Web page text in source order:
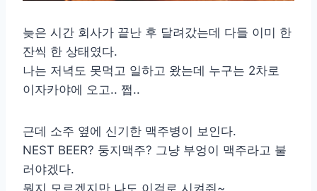
늦은 시간 회사가 끝난 후 달려갔는데 다들 이미 한
잔씩 한 상태였다.
나는 저녁도 못먹고 일하고 왔는데 누구는 2차로
이자카야에 오고.. 쩝..
근데 소주 옆에 신기한 맥주병이 보인다.
NEST BEER? 둥지맥주? 그냥 부엉이 맥주라고 불
러야겠다.
뭔지 모르겠지만 나도 이걸로 시켜줘~